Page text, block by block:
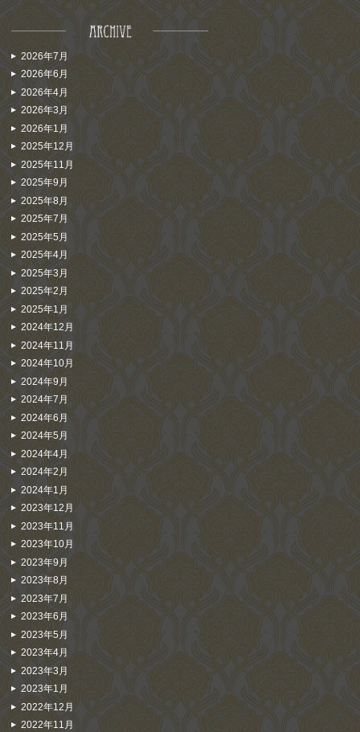
2026年7月
2026年6月
2026年4月
2026年3月
2026年1月
2025年12月
2025年11月
2025年9月
2025年8月
2025年7月
2025年5月
2025年4月
2025年3月
2025年2月
2025年1月
2024年12月
2024年11月
2024年10月
2024年9月
2024年7月
2024年6月
2024年5月
2024年4月
2024年2月
2024年1月
2023年12月
2023年11月
2023年10月
2023年9月
2023年8月
2023年7月
2023年6月
2023年5月
2023年4月
2023年3月
2023年1月
2022年12月
2022年11月